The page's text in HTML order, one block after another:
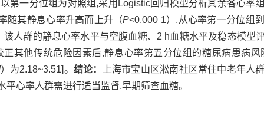
第一分位组为对照组,采用Logistic回归模型分析其余各心率
随其静息心率升高而上升（P<0.000 1）,从心率第一分位组
人群的静息心率水平与空腹血糖、2 h血糖水平及稳态模型
其他传统危险因素后,静息心率第五分位组的糖尿病患病
）为2.18~3.51]。 结论：
上海市宝山区淞南社区常住中老年人
心率人群需进行适当监督,早期筛查血糖。